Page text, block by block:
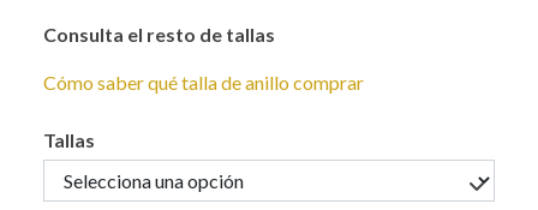
Consulta el resto de tallas
Cómo saber qué talla de anillo comprar
Tallas